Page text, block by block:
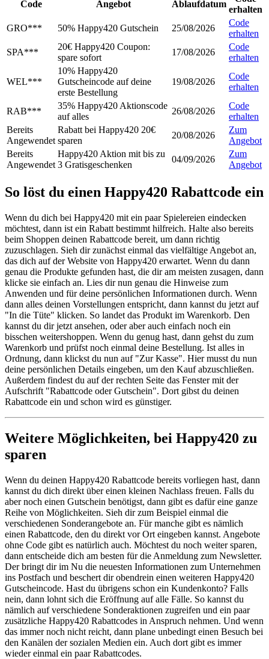
Code Angebot Ablaufdatum
erhalten
GRO***
50% Happy420 Gutschein 25/08/2026
Code
erhalten
SPA***
20€ Happy420 Coupon:
spare sofort
17/08/2026
Code
erhalten
WEL***
10% Happy420
Gutscheincode auf deine
erste Bestellung
19/08/2026
Code
erhalten
RAB***
35% Happy420 Aktionscode
auf alles
26/08/2026
Code
erhalten
Bereits
Angewendet
Rabatt bei Happy420 20€
sparen
20/08/2026
Zum
Angebot
Bereits
Angewendet
Happy420 Aktion mit bis zu
3 Gratisgeschenken
04/09/2026
Zum
Angebot
So löst du einen Happy420 Rabattcode ein
Wenn du dich bei Happy420 mit ein paar Spielereien eindecken
möchtest, dann ist ein Rabatt bestimmt hilfreich. Halte also bereits
beim Shoppen deinen Rabattcode bereit, um dann richtig
zuzuschlagen. Sieh dir zunächst einmal das vielfältige Angebot an,
das dich auf der Website von Happy420 erwartet. Wenn du dann
genau die Produkte gefunden hast, die dir am meisten zusagen, dann
klicke sie einfach an. Lies dir nun genau die Hinweise zum
Anwenden und für deine persönlichen Informationen durch. Wenn
dann alles deinen Vorstellungen entspricht, dann kannst du jetzt auf
"In die Tüte" klicken. So landet das Produkt im Warenkorb. Den
kannst du dir jetzt ansehen, oder aber auch einfach noch ein
bisschen weitershoppen. Wenn du genug hast, dann gehst du zum
Warenkorb und prüfst noch einmal deine Bestellung. Ist alles in
Ordnung, dann klickst du nun auf "Zur Kasse". Hier musst du nun
deine persönlichen Details eingeben, um den Kauf abzuschließen.
Außerdem findest du auf der rechten Seite das Fenster mit der
Aufschrift "Rabattcode oder Gutschein". Dort gibst du deinen
Rabattcode ein und schon wird es günstiger.
Weitere Möglichkeiten, bei Happy420 zu
sparen
Wenn du deinen Happy420 Rabattcode bereits vorliegen hast, dann
kannst du dich direkt über einen kleinen Nachlass freuen. Falls du
aber noch einen Gutschein benötigst, dann gibt es dafür eine ganze
Reihe von Möglichkeiten. Sieh dir zum Beispiel einmal die
verschiedenen Sonderangebote an. Für manche gibt es nämlich
einen Rabattcode, den du direkt vor Ort eingeben kannst. Angebote
ohne Code gibt es natürlich auch. Möchtest du noch weiter sparen,
dann entscheide dich am besten für die Anmeldung zum Newsletter.
Der bringt dir im Nu die neuesten Informationen zum Unternehmen
ins Postfach und beschert dir obendrein einen weiteren Happy420
Gutscheincode. Hast du übrigens schon ein Kundenkonto? Falls
nein, dann lohnt sich die Eröffnung auf alle Fälle. So kannst du
nämlich auf verschiedene Sonderaktionen zugreifen und ein paar
zusätzliche Happy420 Rabattcodes in Anspruch nehmen. Und wenn
das immer noch nicht reicht, dann plane unbedingt einen Besuch bei
den Kanälen der sozialen Medien ein. Auch dort gibt es immer
wieder einmal ein paar Rabattcodes.